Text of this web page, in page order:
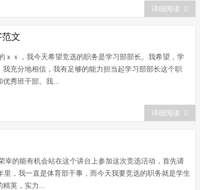
详细阅读
文
，我今天希望竞选的职务是学习部部长。我希望，学
分地相信，我有足够的能力担当起学习部部长这个职
秀班干部。我...
详细阅读
能有机会站在这个讲台上参加这次竞选活动，首先请
，我一直是体育部干事，而今天我要竞选的职务就是学生
英，实力...